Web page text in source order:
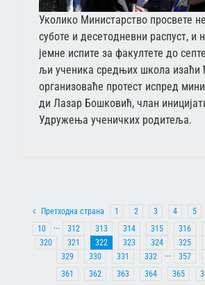
Уко­ли­ко Ми­ни­стар­ство про­све­те
су­бо­те и де­се­то­днев­ни рас­пуст,
јем­не ис­пи­те за фа­кул­те­те до
љи уче­ни­ка сред­њих шко­ла иза­ћи
ор­га­ни­зо­ва­ће про­тест ис­пред
ди Ла­зар Бо­шко­вић, члан
Удру­же­ња уче­нич­ких ро­ди­те­ља.
Претходна страна 1 2 3 4 5
10
··· 312 313 314 315 316
320
321 322 323 324 325
329
330 331 332 ··· 357
361
362 363 364 365